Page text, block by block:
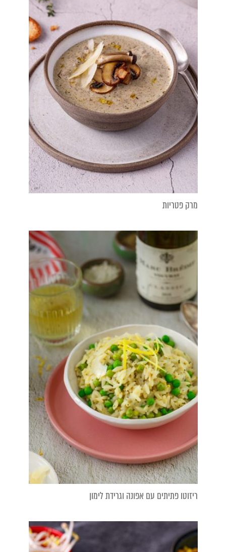
מרק פטריות
ריזוטו פתיתים עם אפונה וגרידת לימון